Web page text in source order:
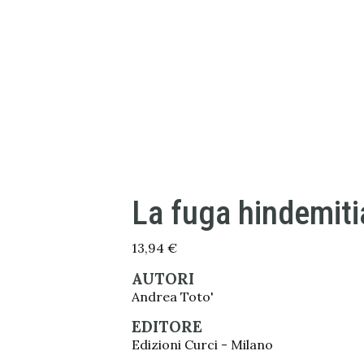
La fuga
13,94 €
AUTORI
Andrea Toto'
EDITORE
Edizioni Curci - Milano